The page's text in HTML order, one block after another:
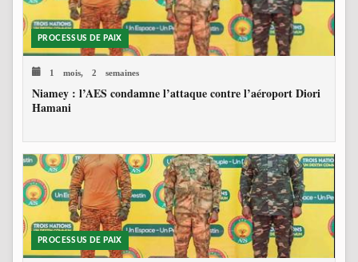
PROCESSUS DE PAIX
1 mois, 2 semaines
Niamey : l’AES condamne l’attaque contre l’aéroport Diori
Hamani
PROCESSUS DE PAIX